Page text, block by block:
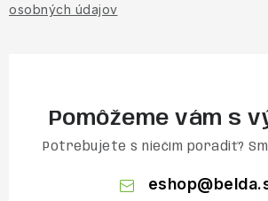
osobných údajov
Pomôžeme vám s
Potrebujete s niečím poradiť?
eshop@